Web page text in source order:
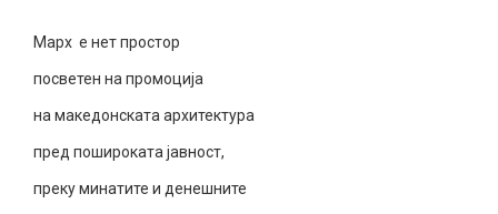
Марх е нет простор
посветен на промоција
на македонската архитектура
пред пошироката јавност,
преку минатите и денешните